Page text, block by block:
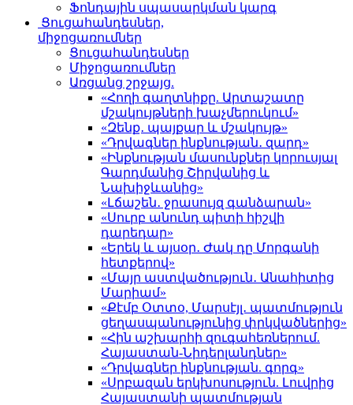
Ֆոնդային սպասարկման կարգ
Ցուցահանդեսներ,
միջոցառումներ
Ցուցահանդեսներ
Միջոցառումներ
Առցանց շրջայց.
«Հողի գաղտնիքը. Արտաշատը
մշակույթների խաչմերուկում»
«Զենք․ պայքար և մշակույթ»
«Դրվագներ ինքնության․ զարդ»
«Ինքնության մասունքներ կորուսյալ
Գարդմանից Շիրվանից և
Նախիջևանից»
«Լճաշեն․ ջրասույզ գանձարան»
«Սուրբ անունդ պիտի հիշվի
դարեդար»
«Երեկ և այսօր․ Ժակ դը Մորգանի
հետքերով»
«Մայր աստվածություն․ Անահիտից
Մարիամ»
«Քէմբ Օտտօ, Մարսէյլ․ պատմություն
ցեղասպանությունից փրկվածներից»
«Հին աշխարհի զուգահեռներում.
Հայաստան-Նիդերլանդներ»
«Դրվագներ ինքնության. գորգ»
«Սրբազան երկխոսություն. Լուվրից
Հայաստանի պատմության